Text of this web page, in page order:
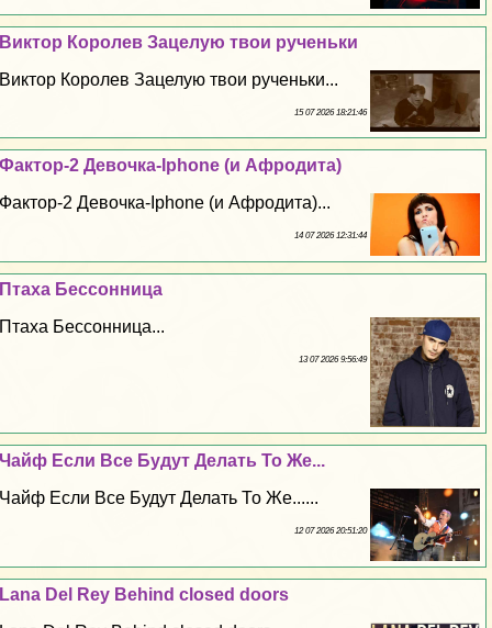
Виктор Королев Зацелую твои рученьки
Виктор Королев Зацелую твои рученьки...
15 07 2026 18:21:46
Фактор-2 Дeвoчка-Iphone (и Афродита)
Фактор-2 Дeвoчка-Iphone (и Афродита)...
14 07 2026 12:31:44
Птаха Бессонница
Птаха Бессонница...
13 07 2026 9:56:49
Чайф Если Все Будут Делать То Же...
Чайф Если Все Будут Делать То Же......
12 07 2026 20:51:20
Lana Del Rey Behind closed doors